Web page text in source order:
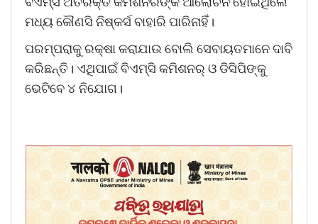
ମଧ୍ୟ କୌଣସି ନିଷ୍କର୍ସ ବାହାରି ପାରିନାହିଁ।
ପରମ୍ପରାକୁ ରକ୍ଷା କରାଯାଉ ବୋଲି ସେବାୟତମାନେ ଦାବି
କରିଛନ୍ତି। ଏଥିପାଇଁ ବିଏମ୍‌ସି କମିଶନର୍ ଓ ଡିସିପିଙ୍କୁ
ଭେଟିବେ ୪ ନିଯୋଗ।